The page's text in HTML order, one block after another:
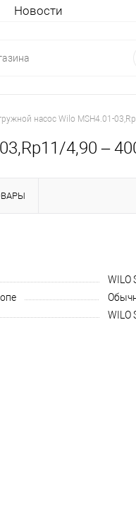
Новости
насос Wilo MSH4.01-
4,90 –
WILO
WILO